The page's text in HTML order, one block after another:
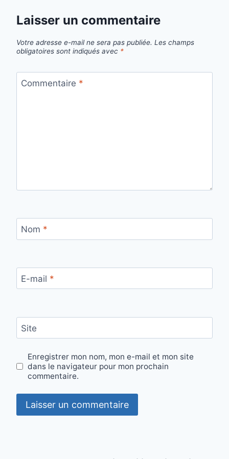
Laisser un commentaire
Votre adresse e-mail ne sera pas publiée. Les champs
obligatoires sont indiqués avec *
Commentaire *
Nom *
E-mail *
Site
Enregistrer mon nom, mon e-mail et mon site
dans le navigateur pour mon prochain
commentaire.